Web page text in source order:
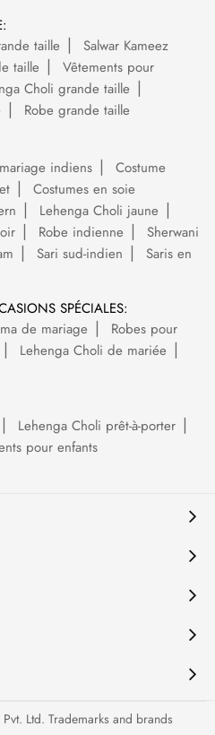
taille
Salwar Kameez
taille
Vêtements pour
Choli grande taille
Robe grande taille
indiens
Costume
Costumes en soie
Lehenga Choli jaune
Robe indienne
Sherwani
Sari sud-indien
Saris en
SPÉCIALES:
de mariage
Robes pour
Lehenga Choli de mariée
Lehenga Choli prêt-à-porter
pour enfants
Ltd. Trademarks and brands